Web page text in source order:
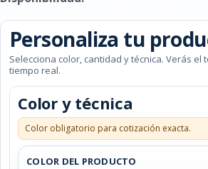
Personaliza tu
Selecciona color, cantidad y técnica. Verás el
tiempo real.
Color y técnica
Color obligatorio para cotización exacta.
COLOR DEL PRODUCTO